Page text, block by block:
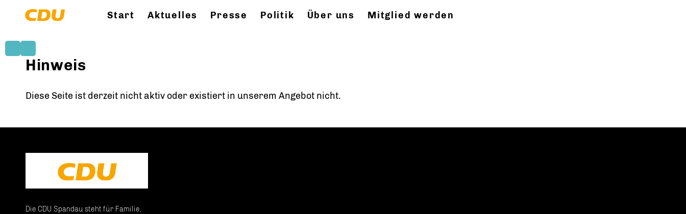
Start Aktuelles Presse Politik Über uns Mitglied werden
Hinweis
Diese Seite ist derzeit nicht aktiv oder existiert in unserem Angebot nicht.
Die CDU Spandau steht für Familie,